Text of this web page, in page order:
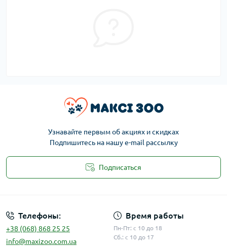
Узнавайте первым об акциях и скидках
Подпишитесь на нашу e-mail рассылку
Подписаться
Телефоны:
+38 (068) 868 25 25
info@maxizoo.com.ua
Время работы
Пн-Пт: с 10 до 18
Сб.: с 10 до 17